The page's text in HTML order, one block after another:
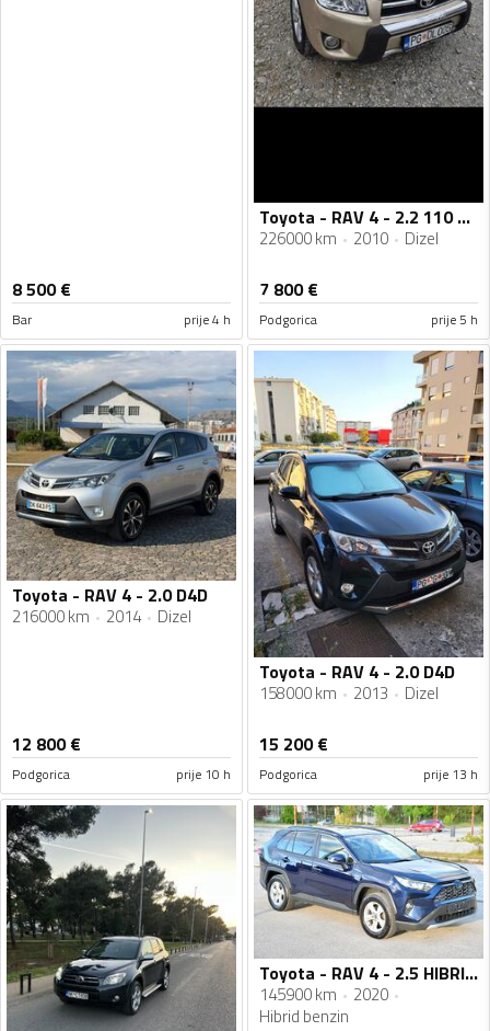
8 500€
Bar prije 4 h
Toyota - RAV 4 - 2.2 110 kw
226000 km 2010 Dizel
7 800€
Podgorica prije 5 h
Toyota - RAV 4 - 2.0 D4D
216000 km 2014 Dizel
12 800€
Podgorica prije 10 h
Toyota - RAV 4 - 2.0 D4D
158000 km 2013 Dizel
15 200€
Podgorica prije 13 h
Toyota - RAV 4 - 2.5 HIBRID DYNAMIC BUSINESS 218 HP
145900 km
2020
Hibrid benzin